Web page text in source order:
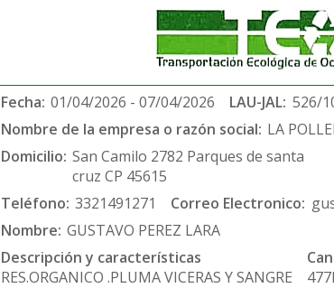
Fecha: 01/04/2026 - 07/04/2026 LAU-JAL: 526/
Nombre de la empresa o razón social: LA
Domicilio: San Camilo 2782 Parques de santa
cruz CP 45615
Teléfono: 3321491271 Correo Electronico:
Nombre: GUSTAVO PEREZ LARA
Descripción y características
RES.ORGANICO .PLUMA VICERAS Y SANGRE